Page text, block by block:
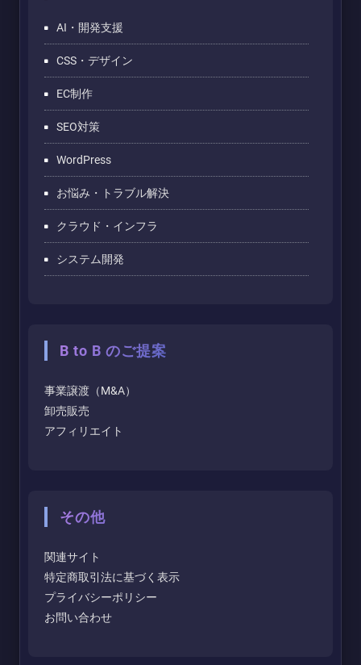
AI・開発支援
CSS・デザイン
EC制作
SEO対策
WordPress
お悩み・トラブル解決
クラウド・インフラ
システム開発
B to B のご提案
事業譲渡（M&A）
卸売販売
アフィリエイト
その他
関連サイト
特定商取引法に基づく表示
プライバシーポリシー
お問い合わせ